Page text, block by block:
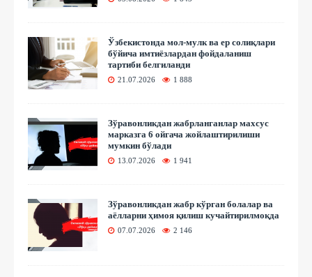
Ўзбекистонда мол-мулк ва ер солиқлари
бўйича имтиёзлардан фойдаланиш
тартиби белгиланди
21.07.2026 1 888
Зўравонликдан жабрланганлар махсус
марказга 6 ойгача жойлаштирилиши
мумкин бўлади
13.07.2026 1 941
Зўравонликдан жабр кўрган болалар ва
аёлларни ҳимоя қилиш кучайтирилмоқда
07.07.2026 2 146